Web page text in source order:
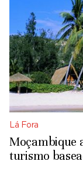
Lá Fora
Moçambique
turismo